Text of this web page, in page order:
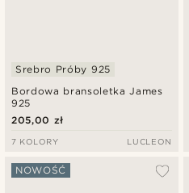
Bordowa bransoletka James
925
Srebro Próby 925
205,00 zł
7 KOLORY LUCLEON
NOWOŚĆ